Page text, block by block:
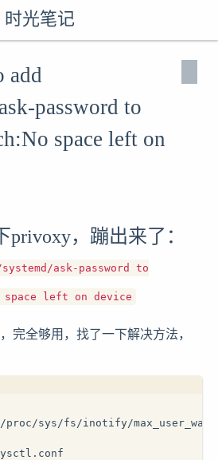
时光笔记
add
password to
space left on
privoxy，蹦出来了：
ask-password to
left on device
完全够用，找了一下解决方法，
/proc/sys/fs/inotify/